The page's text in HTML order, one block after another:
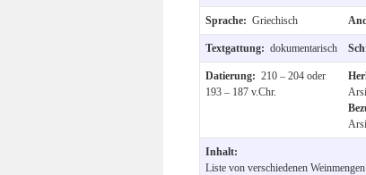
Sprache: Griechisch
Textgattung: dokumentarisch
Datierung: 210 – 204 oder
193 – 187 v.Chr.
Inhalt:
Liste von verschiedenen